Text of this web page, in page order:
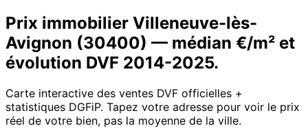
Prix immobilier Villeneuve-lès-
Avignon (30400) — médian €/m² et
évolution DVF 2014-2025.
Carte interactive des ventes DVF officielles +
statistiques DGFiP. Tapez votre adresse pour voir le prix
réel de votre bien, pas la moyenne de la ville.